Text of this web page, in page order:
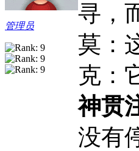
管理员
寻，
莫：
克：
神贯
没有